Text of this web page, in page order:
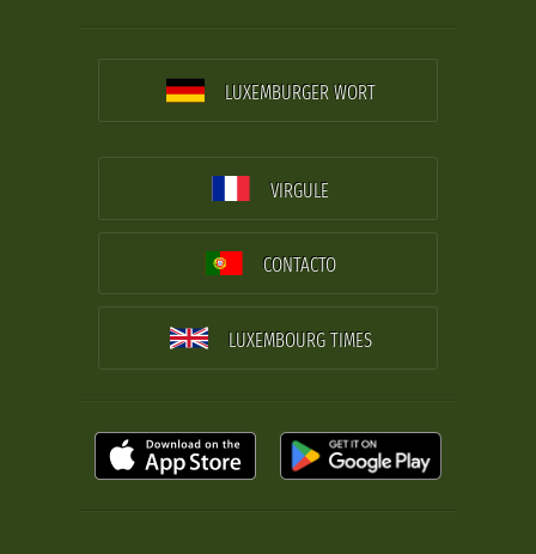
LUXEMBURGER WORT
VIRGULE
CONTACTO
LUXEMBOURG TIMES